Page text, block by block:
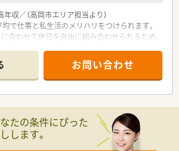
収／（高岡市エリア担当より）
で仕事と私生活のメリハリをつけられます。
合わせて休日を自由に組み合わせられるため、
状況について】
鉄道線の高岡やぶなみ駅から、徒歩で約20分
やすい立地にございます。
数は1日あたり70枚から80枚で、冬場は50枚
着いております。
お問い合わせ
たの条件にぴった
します。